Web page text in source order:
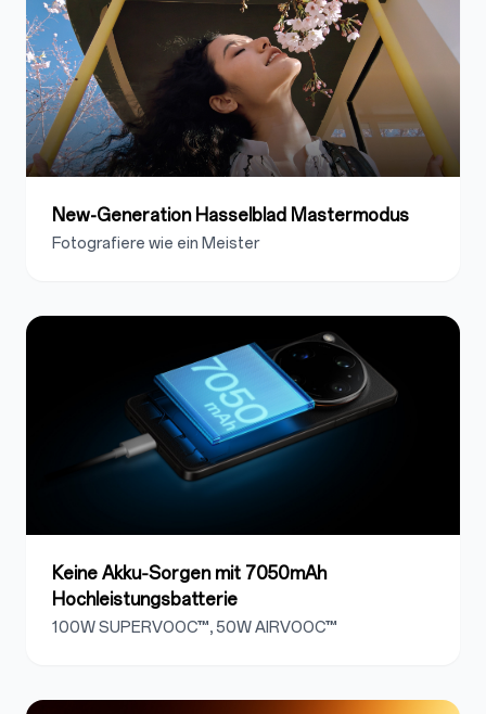
New-Generation Hasselblad Mastermodus
Fotografiere wie ein Meister
Keine Akku‑Sorgen mit 7050mAh
Hochleistungsbatterie
100W SUPERVOOC™, 50W AIRVOOC™